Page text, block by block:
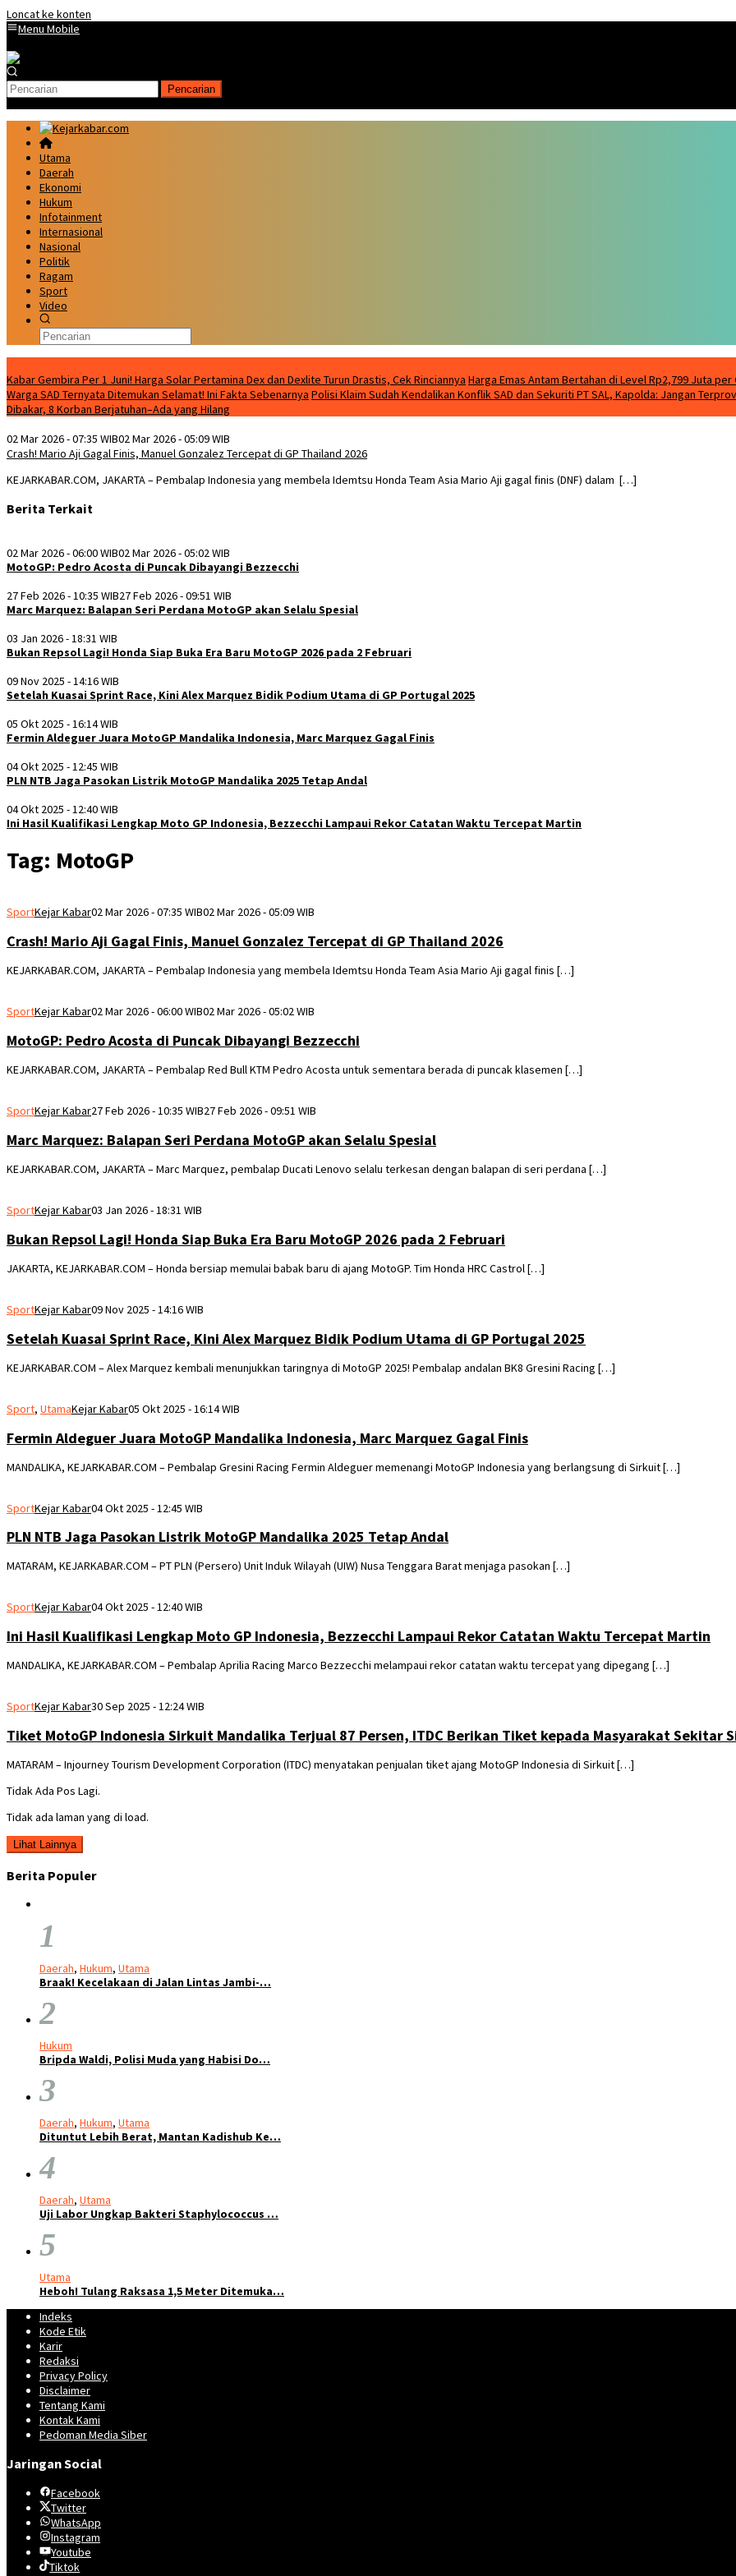
Loncat ke konten
Menu Mobile
Pencarian
Utama
Daerah
Ekonomi
Hukum
Infotainment
Internasional
Nasional
Politik
Ragam
Sport
Video
Kabar Gembira Per 1 Juni! Harga Solar Pertamina Dex dan Dexlite Turun Drastis, Cek Rinciannya Harga Emas Antam Bertahan di Level Rp2,799 Juta per
Warga SAD Ternyata Ditemukan Selamat! Ini Fakta Sebenarnya Polisi Klaim Sudah Kendalikan Konflik SAD dan Sekuriti PT SAL, Kapolda: Jangan
Dibakar, 8 Korban Berjatuhan–Ada yang Hilang
02 Mar 2026 - 07:35 WIB02 Mar 2026 - 05:09 WIB
Crash! Mario Aji Gagal Finis, Manuel Gonzalez Tercepat di GP Thailand 2026
KEJARKABAR.COM, JAKARTA – Pembalap Indonesia yang membela Idemtsu Honda Team Asia Mario Aji gagal finis (DNF) dalam […]
Berita Terkait
02 Mar 2026 - 06:00 WIB02 Mar 2026 - 05:02 WIB
MotoGP: Pedro Acosta di Puncak Dibayangi Bezzecchi
27 Feb 2026 - 10:35 WIB27 Feb 2026 - 09:51 WIB
Marc Marquez: Balapan Seri Perdana MotoGP akan Selalu Spesial
03 Jan 2026 - 18:31 WIB
Bukan Repsol Lagi! Honda Siap Buka Era Baru MotoGP 2026 pada 2 Februari
09 Nov 2025 - 14:16 WIB
Setelah Kuasai Sprint Race, Kini Alex Marquez Bidik Podium Utama di GP Portugal 2025
05 Okt 2025 - 16:14 WIB
Fermin Aldeguer Juara MotoGP Mandalika Indonesia, Marc Marquez Gagal Finis
04 Okt 2025 - 12:45 WIB
PLN NTB Jaga Pasokan Listrik MotoGP Mandalika 2025 Tetap Andal
04 Okt 2025 - 12:40 WIB
Ini Hasil Kualifikasi Lengkap Moto GP Indonesia, Bezzecchi Lampaui Rekor Catatan Waktu Tercepat Martin
Tag: MotoGP
SportKejar Kabar02 Mar 2026 - 07:35 WIB02 Mar 2026 - 05:09 WIB
Crash! Mario Aji Gagal Finis, Manuel Gonzalez Tercepat di GP Thailand 2026
KEJARKABAR.COM, JAKARTA – Pembalap Indonesia yang membela Idemtsu Honda Team Asia Mario Aji gagal finis […]
SportKejar Kabar02 Mar 2026 - 06:00 WIB02 Mar 2026 - 05:02 WIB
MotoGP: Pedro Acosta di Puncak Dibayangi Bezzecchi
KEJARKABAR.COM, JAKARTA – Pembalap Red Bull KTM Pedro Acosta untuk sementara berada di puncak klasemen […]
SportKejar Kabar27 Feb 2026 - 10:35 WIB27 Feb 2026 - 09:51 WIB
Marc Marquez: Balapan Seri Perdana MotoGP akan Selalu Spesial
KEJARKABAR.COM, JAKARTA – Marc Marquez, pembalap Ducati Lenovo selalu terkesan dengan balapan di seri perdana […]
SportKejar Kabar03 Jan 2026 - 18:31 WIB
Bukan Repsol Lagi! Honda Siap Buka Era Baru MotoGP 2026 pada 2 Februari
JAKARTA, KEJARKABAR.COM – Honda bersiap memulai babak baru di ajang MotoGP. Tim Honda HRC Castrol […]
SportKejar Kabar09 Nov 2025 - 14:16 WIB
Setelah Kuasai Sprint Race, Kini Alex Marquez Bidik Podium Utama di GP Portugal 2025
KEJARKABAR.COM – Alex Marquez kembali menunjukkan taringnya di MotoGP 2025! Pembalap andalan BK8 Gresini Racing […]
Sport, UtamaKejar Kabar05 Okt 2025 - 16:14 WIB
Fermin Aldeguer Juara MotoGP Mandalika Indonesia, Marc Marquez Gagal Finis
MANDALIKA, KEJARKABAR.COM – Pembalap Gresini Racing Fermin Aldeguer memenangi MotoGP Indonesia yang berlangsung di Sirkuit […]
SportKejar Kabar04 Okt 2025 - 12:45 WIB
PLN NTB Jaga Pasokan Listrik MotoGP Mandalika 2025 Tetap Andal
MATARAM, KEJARKABAR.COM – PT PLN (Persero) Unit Induk Wilayah (UIW) Nusa Tenggara Barat menjaga pasokan […]
SportKejar Kabar04 Okt 2025 - 12:40 WIB
Ini Hasil Kualifikasi Lengkap Moto GP Indonesia, Bezzecchi Lampaui Rekor Catatan Waktu Tercepat Martin
MANDALIKA, KEJARKABAR.COM – Pembalap Aprilia Racing Marco Bezzecchi melampaui rekor catatan waktu tercepat yang dipegang […]
SportKejar Kabar30 Sep 2025 - 12:24 WIB
Tiket MotoGP Indonesia Sirkuit Mandalika Terjual 87 Persen, ITDC Berikan Tiket kepada Masyarakat Sekitar
MATARAM – Injourney Tourism Development Corporation (ITDC) menyatakan penjualan tiket ajang MotoGP Indonesia di Sirkuit […]
Tidak Ada Pos Lagi.
Tidak ada laman yang di load.
Lihat Lainnya
Berita Populer
1
Daerah, Hukum, Utama
Braak! Kecelakaan di Jalan Lintas Jambi-…
2
Hukum
Bripda Waldi, Polisi Muda yang Habisi Do…
3
Daerah, Hukum, Utama
Dituntut Lebih Berat, Mantan Kadishub Ke…
4
Daerah, Utama
Uji Labor Ungkap Bakteri Staphylococcus …
5
Utama
Heboh! Tulang Raksasa 1,5 Meter Ditemuka…
Indeks
Kode Etik
Karir
Redaksi
Privacy Policy
Disclaimer
Tentang Kami
Kontak Kami
Pedoman Media Siber
Jaringan Social
Facebook
Twitter
WhatsApp
Instagram
Youtube
Tiktok